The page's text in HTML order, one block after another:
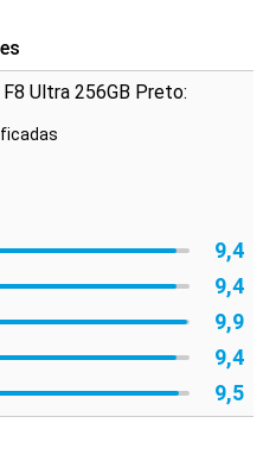
tudo o que precisa em termos
(incluindo eSIM), suporte 5G,
de impressão digital
IP68, é resistente ao pó
adversas. Os
Atmos proporcionam um som
3 garante uma
completa o quadro.
num topo de gama está aqui.
Ultra 256GB Preto:
9,4
9,4
9,9
9,4
9,5